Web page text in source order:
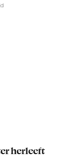
herleeft